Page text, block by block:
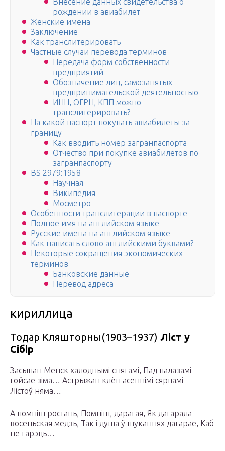
рождении в авиабилет
Женские имена
Заключение
Как транслитерировать
Частные случаи перевода терминов
Передача форм собственности
предприятий
Обозначение лиц, самозанятых
предпринимательской деятельностью
ИНН, ОГРН, КПП можно
транслитерировать?
На какой паспорт покупать авиабилеты за
границу
Как вводить номер загранпаспорта
Отчество при покупке авиабилетов по
загранпаспорту
BS 2979:1958
Научная
Википедия
Мосметро
Особенности транслитерации в паспорте
Полное имя на английском языке
Русские имена на английском языке
Как написать слово английскими буквами?
Некоторые сокращения экономических
терминов
Банковские данные
Перевод адреса
кирил­лица
Тодар Кляшторны(1903–1937) Ліст у
Сібір
Засыпан Менск халоднымі снягамі, Пад палазамі
гойсае зіма… Астрыжан клён асеннімі сярпамі —
Лістоў няма…
А помніш ростань, Помніш, дарагая, Як дагарала
восеньская медзь, Так і душа ў шуканнях дагарае, Каб
не гарэць…